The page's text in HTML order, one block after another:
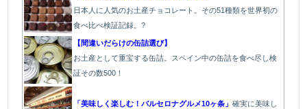
日本人に人気のお土産チョコレート。その51種類を世界初の
食べ比べ検証記録。?
【間違いだらけの缶詰選び】
お土産として重宝する缶詰。スペイン中の缶詰を食べ尽し検
証その数500！
「美味しく楽しむ！バルセロナグルメ10ヶ条」確実に美味し